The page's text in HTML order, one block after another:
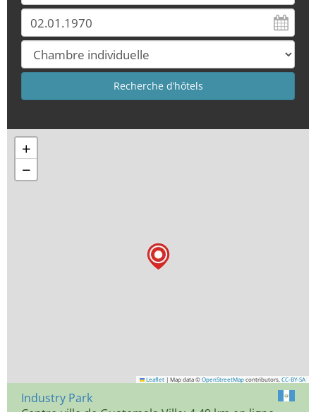
+
−
Leaflet | Map data © OpenStreetMap contributors, CC-BY-SA
Industry Park